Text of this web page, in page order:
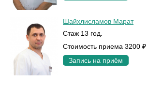
Шайхлисламов Марат
Стаж 13 год.
Стоимость приема 3200 ₽
Запись на приём